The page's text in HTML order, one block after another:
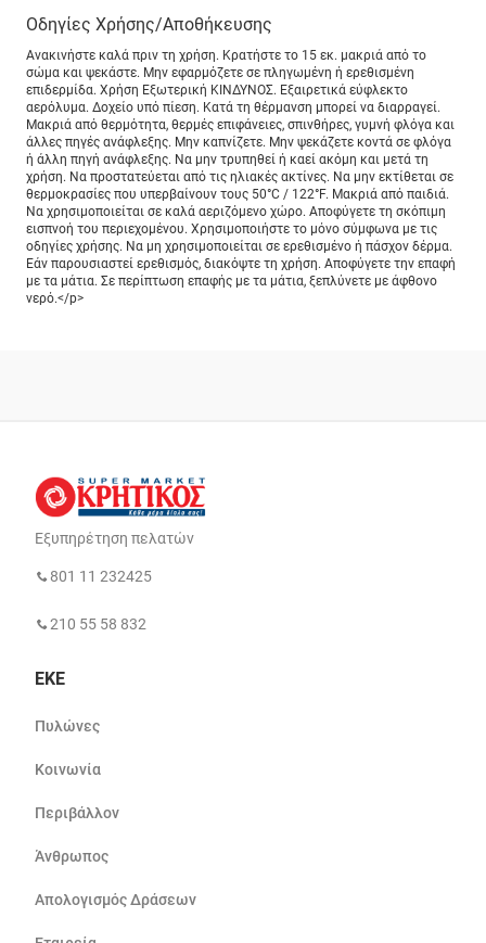
Οδηγίες Χρήσης/Αποθήκευσης
Ανακινήστε καλά πριν τη χρήση. Κρατήστε το 15 εκ. μακριά από το
σώμα και ψεκάστε. Μην εφαρμόζετε σε πληγωμένη ή ερεθισμένη
επιδερμίδα. Χρήση Εξωτερική ΚΙΝΔΥΝΟΣ. Εξαιρετικά εύφλεκτο
αερόλυμα. Δοχείο υπό πίεση. Κατά τη θέρμανση μπορεί να διαρραγεί.
Μακριά από θερμότητα, θερμές επιφάνειες, σπινθήρες, γυμνή φλόγα και
άλλες πηγές ανάφλεξης. Μην καπνίζετε. Μην ψεκάζετε κοντά σε φλόγα
ή άλλη πηγή ανάφλεξης. Να μην τρυπηθεί ή καεί ακόμη και μετά τη
χρήση. Να προστατεύεται από τις ηλιακές ακτίνες. Να μην εκτίθεται σε
θερμοκρασίες που υπερβαίνουν τους 50°C / 122°F. Μακριά από παιδιά.
Να χρησιμοποιείται σε καλά αεριζόμενο χώρο. Αποφύγετε τη σκόπιμη
εισπνοή του περιεχομένου. Χρησιμοποιήστε το μόνο σύμφωνα με τις
οδηγίες χρήσης. Να μη χρησιμοποιείται σε ερεθισμένο ή πάσχον δέρμα.
Εάν παρουσιαστεί ερεθισμός, διακόψτε τη χρήση. Αποφύγετε την επαφή
με τα μάτια. Σε περίπτωση επαφής με τα μάτια, ξεπλύνετε με άφθονο
νερό.</p>
Εξυπηρέτηση πελατών
801 11 232425
210 55 58 832
ΕΚΕ
Πυλώνες
Κοινωνία
Περιβάλλον
Άνθρωπος
Απολογισμός Δράσεων